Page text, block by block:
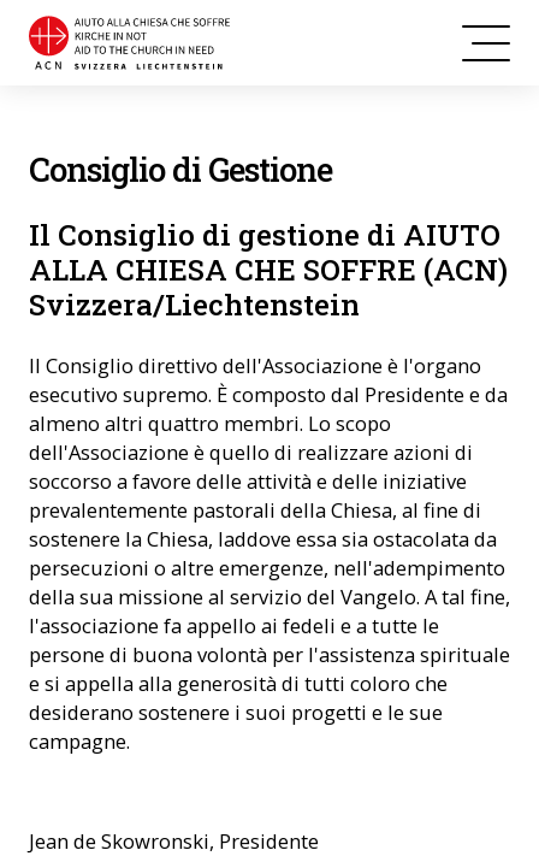
Consiglio di Gestione
Il Consiglio di gestione di AIUTO
ALLA CHIESA CHE SOFFRE (ACN)
Svizzera/Liechtenstein
Il Consiglio direttivo dell'Associazione è l'organo
esecutivo supremo. È composto dal Presidente e da
almeno altri quattro membri. Lo scopo
dell'Associazione è quello di realizzare azioni di
soccorso a favore delle attività e delle iniziative
prevalentemente pastorali della Chiesa, al fine di
sostenere la Chiesa, laddove essa sia ostacolata da
persecuzioni o altre emergenze, nell'adempimento
della sua missione al servizio del Vangelo. A tal fine,
l'associazione fa appello ai fedeli e a tutte le
persone di buona volontà per l'assistenza spirituale
e si appella alla generosità di tutti coloro che
desiderano sostenere i suoi progetti e le sue
campagne.
Jean de Skowronski, Presidente